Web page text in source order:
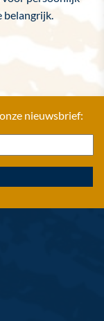
belangrijk.
nieuwsbrief: